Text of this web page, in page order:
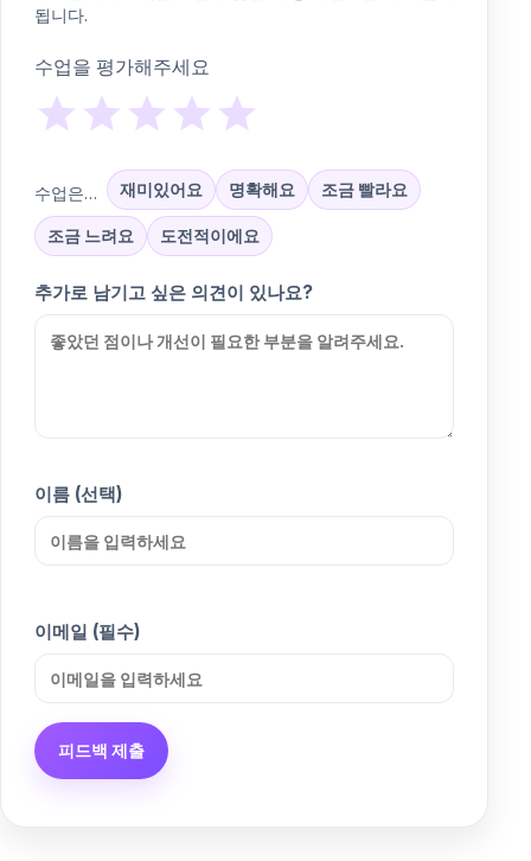
됩니다.
수업을 평가해주세요
수업은… 재미있어요 명확해요 조금 빨라요
조금 느려요 도전적이에요
추가로 남기고 싶은 의견이 있나요?
이름 (선택)
이메일 (필수)
피드백 제출